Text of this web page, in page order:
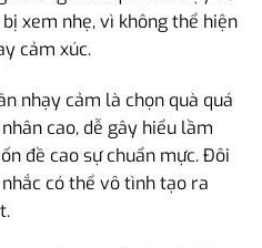
xem nhẹ, vì không thể hiện
cảm xúc.
nhạy cảm là chọn quà quá
cao, dễ gây hiểu lầm
đề cao sự chuẩn mực. Đôi
có thể vô tình tạo ra